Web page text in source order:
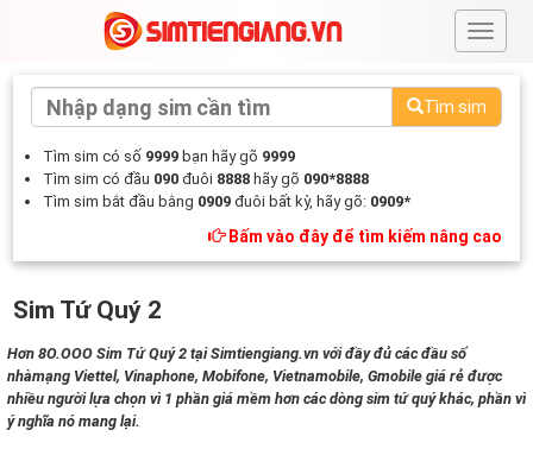
#
Tìm sim
Tìm sim có số 9999 bạn hãy gõ 9999
Tìm sim có đầu 090 đuôi 8888 hãy gõ 090*8888
Tìm sim bắt đầu bằng 0909 đuôi bất kỳ, hãy gõ: 0909*
Bấm vào đây để tìm kiếm nâng cao
Sim Tứ Quý 2
Hơn 8O.OOO Sim Tứ Quý 2 tại Simtiengiang.vn với đầy đủ các đầu số
nhàmạng Viettel, Vinaphone, Mobifone, Vietnamobile, Gmobile giá rẻ được
nhiều người lựa chọn vì 1 phần giá mềm hơn các dòng sim tứ quý khác, phần vì
ý nghĩa nó mang lại.